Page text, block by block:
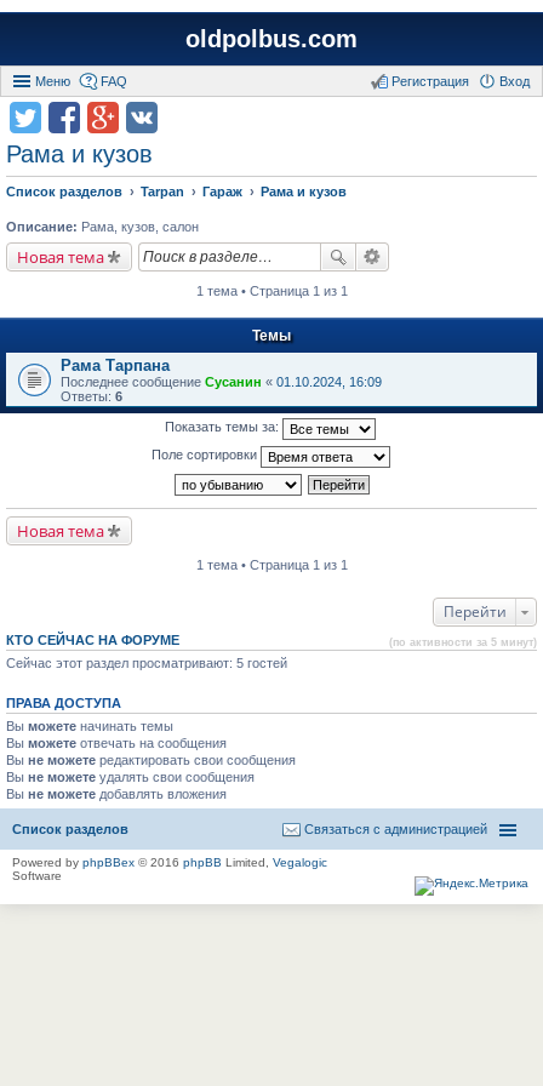
oldpolbus.com
Меню FAQ Вход
Регистрация
Рама и кузов
Список разделов Tarpan Гараж Рама и кузов
Описание: Рама, кузов, салон
Новая тема
1 тема • Страница 1 из 1
Темы
Рама Тарпана
Последнее сообщение Сусанин « 01.10.2024, 16:09
Ответы: 6
Показать темы за:
Поле сортировки
Новая тема
1 тема • Страница 1 из 1
Перейти
КТО СЕЙЧАС НА ФОРУМЕ (по активности за 5 минут)
Сейчас этот раздел просматривают: 5 гостей
ПРАВА ДОСТУПА
Вы можете начинать темы
Вы можете отвечать на сообщения
Вы не можете редактировать свои сообщения
Вы не можете удалять свои сообщения
Вы не можете добавлять вложения
Список разделов Связаться с администрацией
Powered by phpBBex © 2016 phpBB Limited, Vegalogic
Software